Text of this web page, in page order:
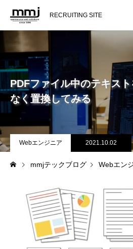
RECRUITING SITE
会社を知る
メッセージ
会社概要
インタビュー
スタッフ紹介
仕事を知る
教務システム開発
不動産システム開発
プログラマーの1週間
PDFファイル中のテキス
なく置換してみる
Webエンジニア 2021.10.02
mmjテックブログ Webエン